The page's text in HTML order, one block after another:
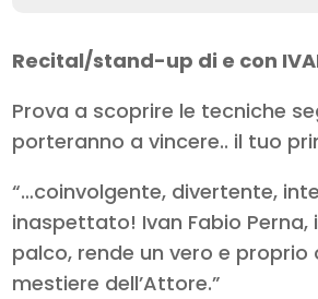
Recital/stand-up di e con
Prova a scoprire le tecniche
porteranno a vincere.. il tuo
“…coinvolgente, divertente,
inaspettato! Ivan Fabio Perna,
palco, rende un vero e proprio
mestiere dell’Attore.”